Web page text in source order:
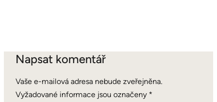
Napsat komentář
Vaše e-mailová adresa nebude zveřejněna.
Vyžadované informace jsou označeny *